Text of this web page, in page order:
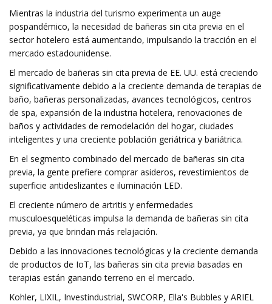
Mientras la industria del turismo experimenta un auge
pospandémico, la necesidad de bañeras sin cita previa en el
sector hotelero está aumentando, impulsando la tracción en el
mercado estadounidense.
El mercado de bañeras sin cita previa de EE. UU. está creciendo
significativamente debido a la creciente demanda de terapias de
baño, bañeras personalizadas, avances tecnológicos, centros
de spa, expansión de la industria hotelera, renovaciones de
baños y actividades de remodelación del hogar, ciudades
inteligentes y una creciente población geriátrica y bariátrica.
En el segmento combinado del mercado de bañeras sin cita
previa, la gente prefiere comprar asideros, revestimientos de
superficie antideslizantes e iluminación LED.
El creciente número de artritis y enfermedades
musculoesqueléticas impulsa la demanda de bañeras sin cita
previa, ya que brindan más relajación.
Debido a las innovaciones tecnológicas y la creciente demanda
de productos de IoT, las bañeras sin cita previa basadas en
terapias están ganando terreno en el mercado.
Kohler, LIXIL, Investindustrial, SWCORP, Ella's Bubbles y ARIEL